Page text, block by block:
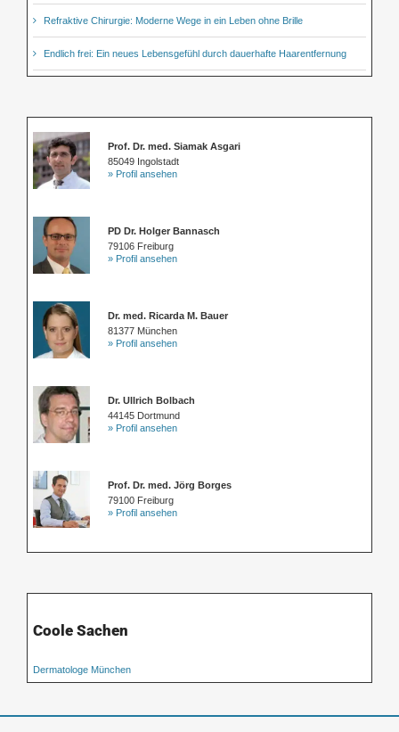
Refraktive Chirurgie: Moderne Wege in ein Leben ohne Brille
Endlich frei: Ein neues Lebensgefühl durch dauerhafte Haarentfernung
Prof. Dr. med. Siamak Asgari
85049 Ingolstadt
» Profil ansehen
PD Dr. Holger Bannasch
79106 Freiburg
» Profil ansehen
Dr. med. Ricarda M. Bauer
81377 München
» Profil ansehen
Dr. Ullrich Bolbach
44145 Dortmund
» Profil ansehen
Prof. Dr. med. Jörg Borges
79100 Freiburg
» Profil ansehen
Coole Sachen
Dermatologe München